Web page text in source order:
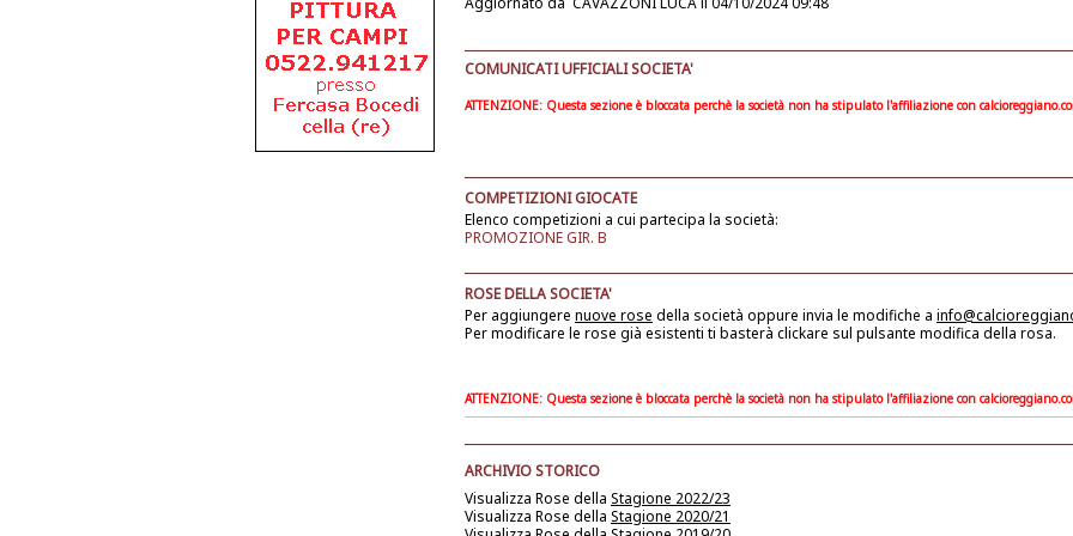
COMUNICATI UFFICIALI SOCIETA'
ATTENZIONE: Questa sezione è bloccata perchè la società non ha stipulato l'affiliazione con
COMPETIZIONI GIOCATE
Elenco competizioni a cui partecipa la società:
PROMOZIONE GIR. B
ROSE DELLA SOCIETA'
Per aggiungere nuove rose della società oppure invia le modifiche a
Per modificare le rose già esistenti ti basterà clickare sul pulsante modifica della rosa.
ATTENZIONE: Questa sezione è bloccata perchè la società non ha stipulato l'affiliazione con
ARCHIVIO STORICO
Visualizza Rose della Stagione 2022/23
Visualizza Rose della Stagione 2020/21